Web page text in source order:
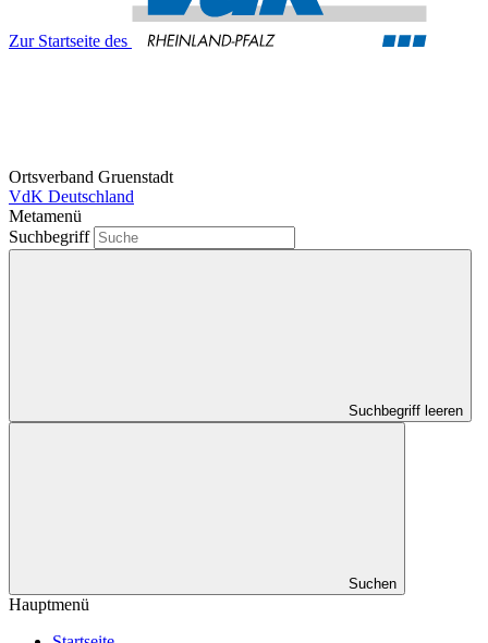
Zur Startseite des
Ortsverband Gruenstadt
VdK Deutschland
Metamenü
Suchbegriff
Suchbegriff leeren
Suchen
Hauptmenü